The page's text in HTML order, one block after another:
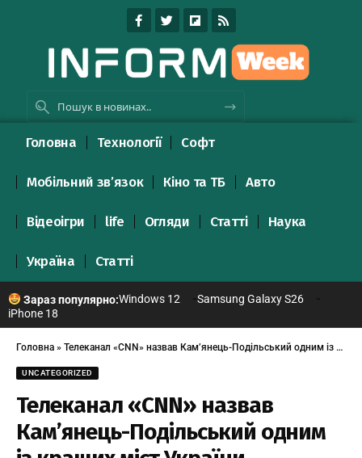
Головна Технології Софт
Мобільний зв’язок Кіно та ТБ Авто
Відеоігри life Огляди Статті Наука
Україна Статті
Зараз популярно:Windows 12
Samsung Galaxy S26
iPhone 18
Головна » Телеканал «СNN» назвав Кам’янець-Подільський одним із кращих міст України
UNCATEGORIZED
Телеканал «СNN» назвав
Кам’янець-Подільський одним